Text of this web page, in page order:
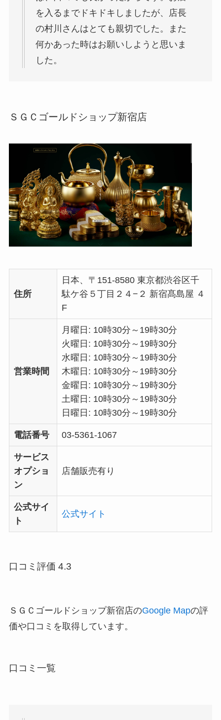
を入るまでドキドキしましたが、店長
の村川さんはとても親切でした。また
何かあった時はお願いしようと思いま
した。
ＳＧＣゴールドショップ新宿店
住所
日本、〒151-8580 東京都渋谷区千
駄ケ谷５丁目２４−２ 新宿髙島屋 ４
F
営業時間
月曜日: 10時30分～19時30分
火曜日: 10時30分～19時30分
水曜日: 10時30分～19時30分
木曜日: 10時30分～19時30分
金曜日: 10時30分～19時30分
土曜日: 10時30分～19時30分
日曜日: 10時30分～19時30分
電話番号 03-5361-1067
サービス
オプショ
ン
店舗販売有り
公式サイ
ト
公式サイト
口コミ評価 4.3
ＳＧＣゴールドショップ新宿店のGoogle Mapの評
価や口コミを取得しています。
口コミ一覧